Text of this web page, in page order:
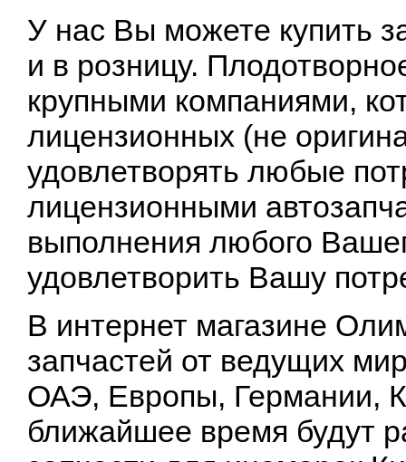
У нас Вы можете купить
и в розницу.
крупными компаниями,
лицензионных (не
удовлетворять любые
лицензионными
выполнения любого
удовлетворить Вашу
В интернет магазине
запчастей от ведущих
ОАЭ, Европы, Германии,
ближайшее время будут